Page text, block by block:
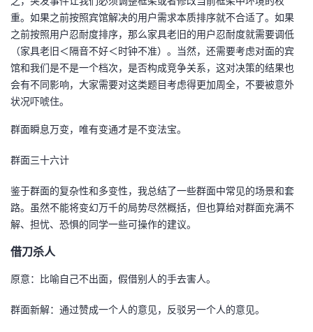
重。如果之前按照宾馆解决的用户需求本质排序就不合适了。如果
之前按照用户忍耐度排序，那么家具老旧的用户忍耐度就需要调低
（家具老旧＜隔音不好＜时钟不准）。当然，还需要考虑对面的宾
馆和我们是不是一个档次，是否构成竞争关系，这对决策的结果也
会有不同影响，大家需要对这类题目考虑得更加周全，不要被意外
状况吓唬住。
群面瞬息万变，唯有变通才是不变法宝。
群面三十六计
鉴于群面的复杂性和多变性，我总结了一些群面中常见的场景和套
路。虽然不能将变幻万千的局势尽然概括，但也算给对群面充满不
解、担忧、恐惧的同学一些可操作的建议。
借刀杀人
原意：比喻自己不出面，假借别人的手去害人。
群面新解：通过赞成一个人的意见，反驳另一个人的意见。